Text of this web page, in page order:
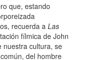
que, estando
recuerda a Las
fílmica de John
nuestra cultura, se
del hombre